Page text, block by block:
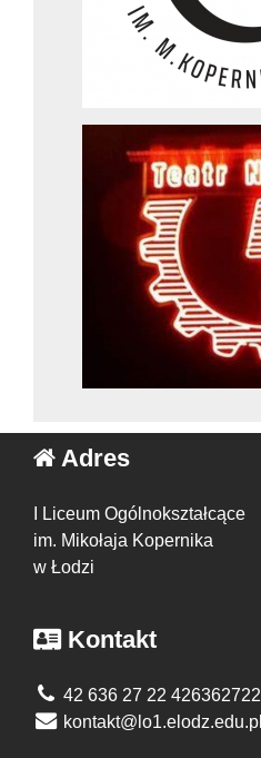
Adres
I Liceum Ogólnokształcące
im. Mikołaja Kopernika
w Łodzi
Kontakt
42 636 27 22 426362722
kontakt@lo1.elodz.edu.pl